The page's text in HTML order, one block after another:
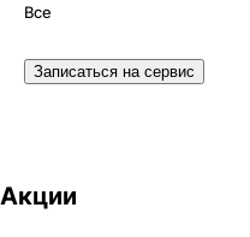
Диагностика аккумулятора
Ремонт подвески
Ремонт ходовой части
Замена рулевой тяги
Все
Записаться на сервис
Акции